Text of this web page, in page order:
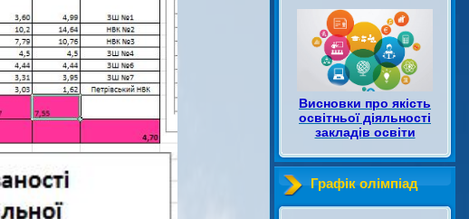
Висновки про якість
освітньої діяльності
закладів освіти
Графік олімпіад